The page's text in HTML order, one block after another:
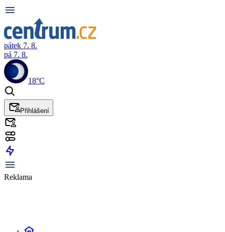
pátek 7. 8.
pá 7. 8.
18°C
Přihlášení
Reklama